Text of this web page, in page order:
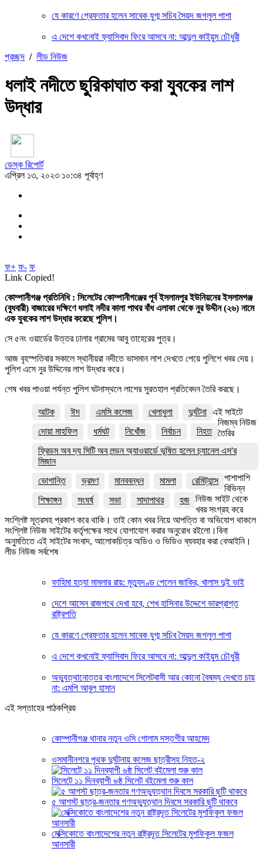
যে কারণে গ্রেফতার হলেন সাবেক যুগ্ম সচিব সৈয়দ জগলুল পাশা
এ দেশে কখনোই ফ্যাসিবাদ ফিরে আসবে না: আব্দুল কাইয়ুম চৌধুরী
প্রচ্ছদ / লীড নিউজ
ধলাই নদীতে ছুরিকাঘাত করা যুবকের লাশ
উদ্ধার
ডেস্ক রিপোর্ট
এপ্রিল ১৩, ২০২৩ ১০:৩৪ পূর্বাহ্ণ
ফ+ ফ- ফ
Link Copied!
কোম্পানীগঞ্জ প্রতিনিধি : সিলেটের কোম্পানীগঞ্জের পূর্ব ইসলামপুর ইউনিয়নের ইসলামগঞ্জ
(বুধবারী) বাজারের দক্ষিণে ধলাই নদীর কালা পাথর বাঁধ এলাকা থেকে নুর উদ্দীন (২৬) নামে
এক যুবকের লাশ উদ্ধার করেছে পুলিশ।
সে ৫নং ওয়ার্ডের উত্তর ঢালার গ্রামের আবু তাহেরের পুত্র।
আজ বৃহস্পতিবার সকালে স্থানীয়রা নদীতে ভাসমান লাশ দেখতে পেয়ে পুলিশে খবর দেয়।
পুলিশ এসে নুর উদ্দিনের লাশ উদ্ধার করে।
শেষ খবর পাওয়া পর্যন্ত পুলিশ ঘটনাস্থলে লাশের সুরতহাল প্রতিবেদন তৈরি করছে।
আটক ঈদ এমসি কলেজ খেলাধুলা
দুর্ঘটনা
দোয়া মাহফিল
ধর্মঘট নিখোঁজ নির্বাচন
নিহত
ফ্রিডম অব দ্য সিটি অব লন্ডন অ্যাওয়ার্ডে ভূষিত হলেন চ্যানেল এস'র
মিজান
ভোগান্তি
ভ্রমণ মানববন্ধন মামলা
রেমিট্যান্স
শিক্ষাঙ্গন
সংঘর্ষ সভা সাদাপাথর হজ
এই সাইটে
নিজম্ব নিউজ
তৈরির
পাশাপাশি
বিভিন্ন
নিউজ সাইট থেকে
খবর সংগ্রহ করে
সংশ্লিষ্ট সূত্রসহ প্রকাশ করে থাকি। তাই কোন খবর নিয়ে আপত্তি বা অভিযোগ থাকলে
সংশ্লিষ্ট নিউজ সাইটের কর্তৃপক্ষের সাথে যোগাযোগ করার অনুরোধ রইলো।বিনা
অনুমতিতে এই সাইটের সংবাদ, আলোকচিত্র অডিও ও ভিডিও ব্যবহার করা বেআইনি।
লীড নিউজ সর্বশেষ
ফাহিমা হত্যা মামলার রায়: মৃত্যুদণ্ড পেলেন জাকির, খালাস দুই ভাই
দেশে আসেন রাজপথে দেখা হবে, শেখ হাসিনার উদ্দেশে ভারপ্রাপ্ত
রাষ্ট্রপতি
যে কারণে গ্রেফতার হলেন সাবেক যুগ্ম সচিব সৈয়দ জগলুল পাশা
এ দেশে কখনোই ফ্যাসিবাদ ফিরে আসবে না: আব্দুল কাইয়ুম চৌধুরী
অভ্যুত্থানোত্তর বাংলাদেশে সিলেটবাসী আর কোনো বৈষম্য দেখতে চায়
না: এমপি আবুল হাসান
এই সপ্তাহের পাঠকপ্রিয়
কোম্পানীগঞ্জ থানার নতুন ওসি গোলাম দস্তগীর আহমেদ
ওসমানীনগরে পৃথক দুর্ঘটনায় কলেজ ছাত্রীসহ নিহত-২
সিলেটে ১১ দিনব্যাপী ৬ষ্ঠ সিলেট বইমেলা শুরু কাল
৫ আগস্ট ছাত্র-জনতার গণঅভ্যুত্থান দিবসে সরকারি ছুটি থাকবে
মেক্সিকোতে বাংলাদেশের নতুন রাষ্ট্রদূত সিলেটের মুশফিকুল ফজল
আনসারী